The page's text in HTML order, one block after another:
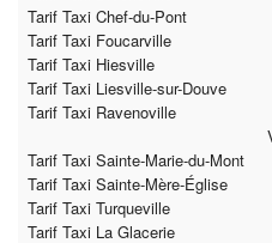
Tarif Taxi Chef-du-Pont
Tarif Taxi Foucarville
Tarif Taxi Hiesville
Tarif Taxi Liesville-sur-Douve
Tarif Taxi Ravenoville
Tarif Taxi Sainte-Marie-du-Mont
Tarif Taxi Sainte-Mère-Église
Tarif Taxi Turqueville
Tarif Taxi La Glacerie